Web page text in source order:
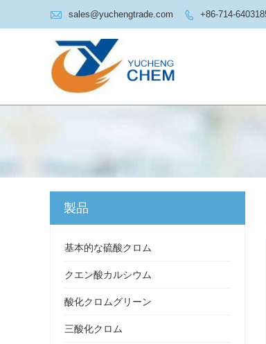
 sales@yuchengtrade.com  +86-714-
製品
基本的な硫酸クロム
クエン酸カルシウム
酸化クロムグリーン
三酸化クロム